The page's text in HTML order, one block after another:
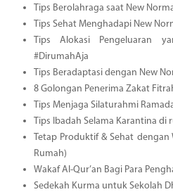
Tips Berolahraga saat New
Tips Sehat Menghadapi New
Tips Alokasi Pengeluaran
#DirumahAja
Tips Beradaptasi dengan New
8 Golongan Penerima Zakat
Tips Menjaga Silaturahmi
Tips Ibadah Selama Karantina di
Tetap Produktif & Sehat
Rumah)
Wakaf Al-Qur’an Bagi Para
Sedekah Kurma untuk Sekolah